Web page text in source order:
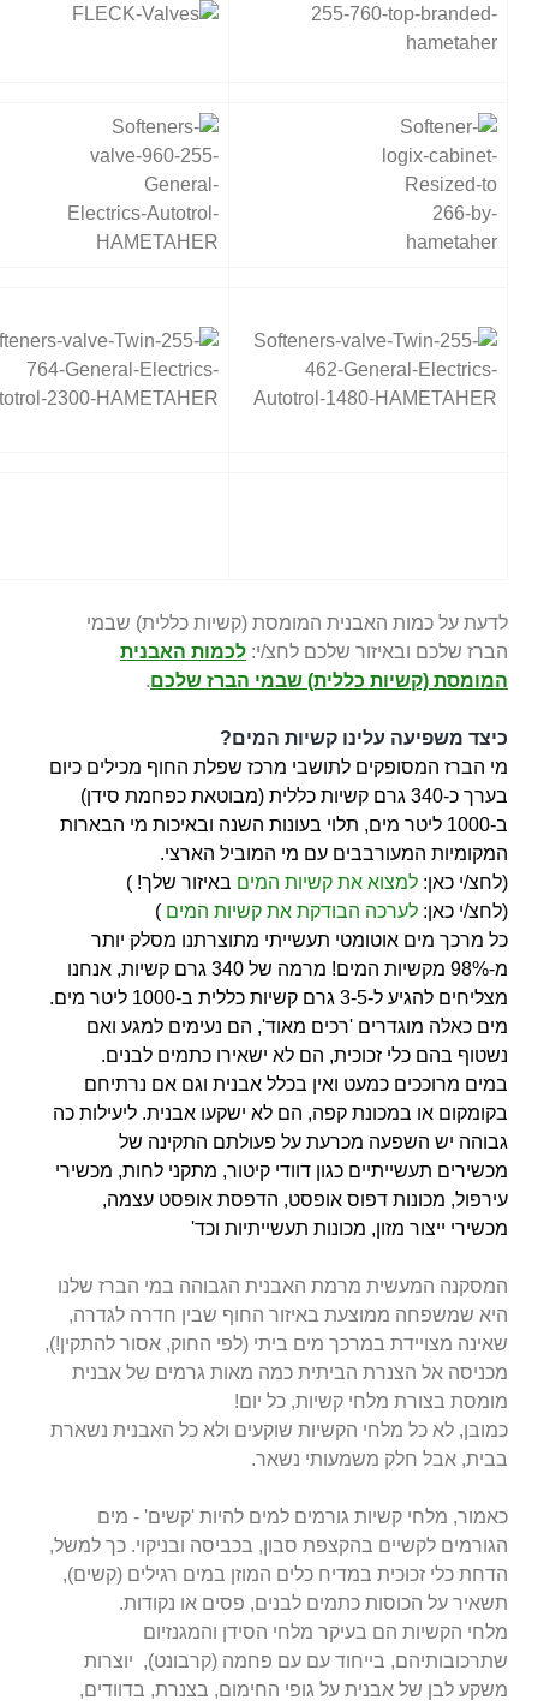
לדעת על כמות האבנית המומסת (קשיות כללית) שבמי
הברז שלכם ובאיזור שלכם לחצ/י: לכמות האבנית
המומסת (קשיות כללית) שבמי הברז שלכם.
כיצד משפיעה עלינו קשיות המים?
מי הברז המסופקים לתושבי מרכז שפלת החוף מכילים כיום
בערך כ-340 גרם קשיות כללית (מבוטאת כפחמת סידן)
ב-1000 ליטר מים, תלוי בעונות השנה ובאיכות מי הבארות
המקומיות המעורבבים עם מי המוביל הארצי.
(לחצ/י כאן: למצוא את קשיות המים באיזור שלך! )
(לחצ/י כאן: לערכה הבודקת את קשיות המים )
כל מרכך מים אוטומטי תעשייתי מתוצרתנו מסלק יותר
מ-98% מקשיות המים! מרמה של 340 גרם קשיות, אנחנו
מצליחים להגיע ל-3-5 גרם קשיות כללית ב-1000 ליטר מים.
מים כאלה מוגדרים 'רכים מאוד', הם נעימים למגע ואם
נשטוף בהם כלי זכוכית, הם לא ישאירו כתמים לבנים.
במים מרוככים כמעט ואין בכלל אבנית וגם אם נרתיחם
בקומקום או במכונת קפה, הם לא ישקעו אבנית. ליעילות כה
גבוהה יש השפעה מכרעת על פעולתם התקינה של
מכשירים תעשייתיים כגון דוודי קיטור, מתקני לחות, מכשירי
עירפול, מכונות דפוס אופסט, הדפסת אופסט עצמה,
מכשירי ייצור מזון, מכונות תעשייתיות וכד'
המסקנה המעשית מרמת האבנית הגבוהה במי הברז שלנו
היא שמשפחה ממוצעת באיזור החוף שבין חדרה לגדרה,
שאינה מצויידת במרכך מים ביתי (לפי החוק, אסור להתקין!),
מכניסה אל הצנרת הביתית כמה מאות גרמים של אבנית
מומסת בצורת מלחי קשיות, כל יום!
כמובן, לא כל מלחי הקשיות שוקעים ולא כל האבנית נשארת
בבית, אבל חלק משמעותי נשאר.
כאמור, מלחי קשיות גורמים למים להיות 'קשים' - מים
הגורמים לקשיים בהקצפת סבון, בכביסה ובניקוי. כך למשל,
הדחת כלי זכוכית במדיח כלים המוזן במים רגילים (קשים),
תשאיר על הכוסות כתמים לבנים, פסים או נקודות.
מלחי הקשיות הם בעיקר מלחי הסידן והמגנזיום
שתרכובותיהם, בייחוד עם עם פחמה (קרבונט), יוצרות
משקע לבן של אבנית על גופי החימום, בצנרת, בדוודים,